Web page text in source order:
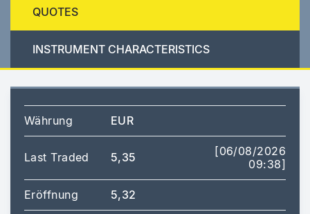
QUOTES
INSTRUMENT CHARACTERISTICS
Währung EUR
Last Traded 5,35
[06/08/2026
09:38]
Eröffnung 5,32